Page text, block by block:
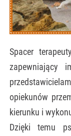
Spacer
zapewniający
opiekunów
kierunku i
Dzięki temu